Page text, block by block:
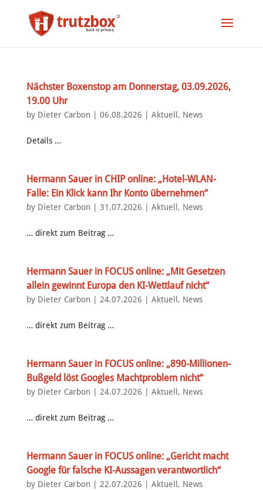
Nächster Boxenstop am Donnerstag, 03.09.2026,
19.00 Uhr
by Dieter Carbon 06.08.2026 Aktuell , News
Details …
Hermann Sauer in CHIP online: „Hotel-WLAN-
Falle: Ein Klick kann Ihr Konto übernehmen“
by Dieter Carbon 31.07.2026 Aktuell , News
… direkt zum Beitrag …
Hermann Sauer in FOCUS online: „Mit Gesetzen
allein gewinnt Europa den KI-Wettlauf nicht“
by Dieter Carbon 24.07.2026 Aktuell , News
… direkt zum Beitrag …
Hermann Sauer in FOCUS online: „890-Millionen-
Bußgeld löst Googles Machtproblem nicht“
by Dieter Carbon 24.07.2026 Aktuell , News
… direkt zum Beitrag …
Hermann Sauer in FOCUS online: „Gericht macht
Google für falsche KI-Aussagen verantwortlich“
by Dieter Carbon 22.07.2026 Aktuell , News